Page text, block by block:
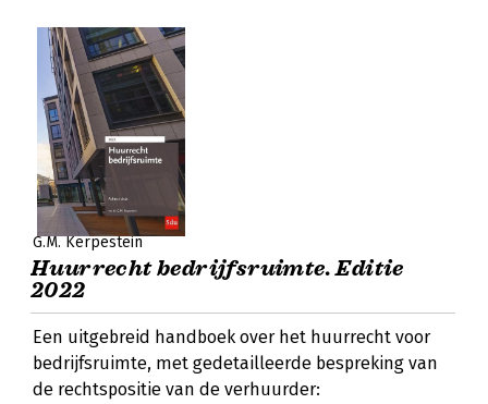
G.M. Kerpestein
Huurrecht bedrijfsruimte. Editie
2022
Een uitgebreid handboek over het huurrecht voor
bedrijfsruimte, met gedetailleerde bespreking van
de rechtspositie van de verhuurder: